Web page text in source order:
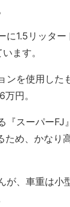
1.5リッタ
ます。
ンを使用し
円。
『スーパー
め、かなり
、車重は小